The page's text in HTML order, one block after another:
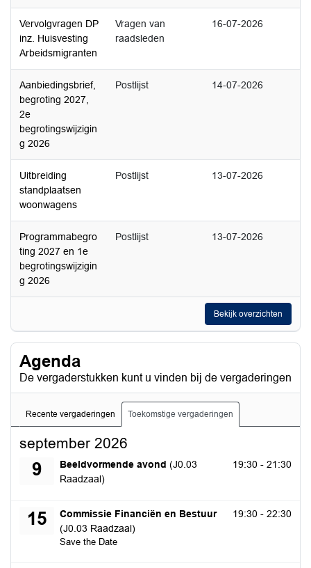
Vervolgvragen DP
inz. Huisvesting
Arbeidsmigranten
Vragen van
raadsleden
16-07-2026
Aanbiedingsbrief,
begroting 2027,
2e
begrotingswijzigin
g 2026
Postlijst 14-07-2026
Uitbreiding
standplaatsen
woonwagens
Postlijst 13-07-2026
Programmabegro
ting 2027 en 1e
begrotingswijzigin
g 2026
Postlijst 13-07-2026
Bekijk overzichten
Agenda
De vergaderstukken kunt u vinden bij de vergaderingen
Recente vergaderingen Toekomstige vergaderingen
september 2026
9 Beeldvormende avond (J0.03
Raadzaal)
woensdag 9 september 2026 19:30 - 21:30
15
Commissie Financiën en Bestuur
(J0.03 Raadzaal)
Save the Date
dinsdag 15 september 2026 19:30 - 22:30